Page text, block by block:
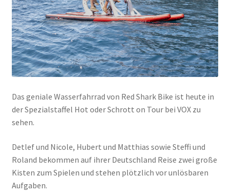
Das geniale Wasserfahrrad von Red Shark Bike ist heute in
der Spezialstaffel Hot oder Schrott on Tour bei VOX zu
sehen.
Detlef und Nicole, Hubert und Matthias sowie Steffi und
Roland bekommen auf ihrer Deutschland Reise zwei große
Kisten zum Spielen und stehen plötzlich vor unlösbaren
Aufgaben.